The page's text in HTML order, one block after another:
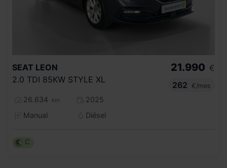
SEAT LEON
2.0 TDI 85KW STYLE XL
26.634 km
2025
Manual
Diésel
21.990 €
262
€/mes
C